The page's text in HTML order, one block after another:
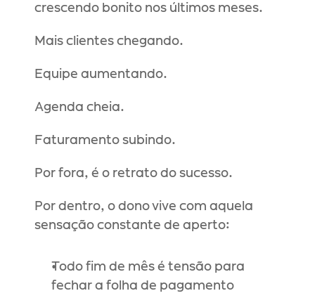
crescendo bonito nos últimos meses.
Mais clientes chegando.
Equipe aumentando.
Agenda cheia.
Faturamento subindo.
Por fora, é o retrato do sucesso.
Por dentro, o dono vive com aquela
sensação constante de aperto:
Todo fim de mês é tensão para
fechar a folha de pagamento